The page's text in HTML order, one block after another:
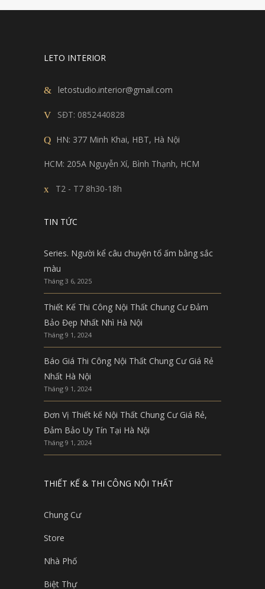
LETO INTERIOR
letostudio.interior@gmail.com
SĐT: 0852440828
HN: 377 Minh Khai, HBT, Hà Nội
HCM: 205A Nguyễn Xí, Bình Thạnh, HCM
T2 - T7 8h30-18h
TIN TỨC
Series. Người kể câu chuyện tổ ấm bằng sắc
màu
Tháng 3 6, 2025
Thiết Kế Thi Công Nội Thất Chung Cư Đảm
Bảo Đẹp Nhất Nhì Hà Nội
Tháng 9 1, 2024
Báo Giá Thi Công Nội Thất Chung Cư Giá Rẻ
Nhất Hà Nội
Tháng 9 1, 2024
Đơn Vị Thiết kế Nội Thất Chung Cư Giá Rẻ,
Đảm Bảo Uy Tín Tại Hà Nội
Tháng 9 1, 2024
THIẾT KẾ & THI CÔNG NỘI THẤT
Chung Cư
Store
Nhà Phố
Biệt Thự